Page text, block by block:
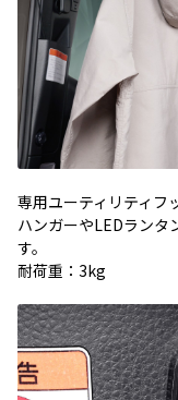
専用ユーティリティフ
ハンガーやLEDランタ
す。
耐荷重：3kg